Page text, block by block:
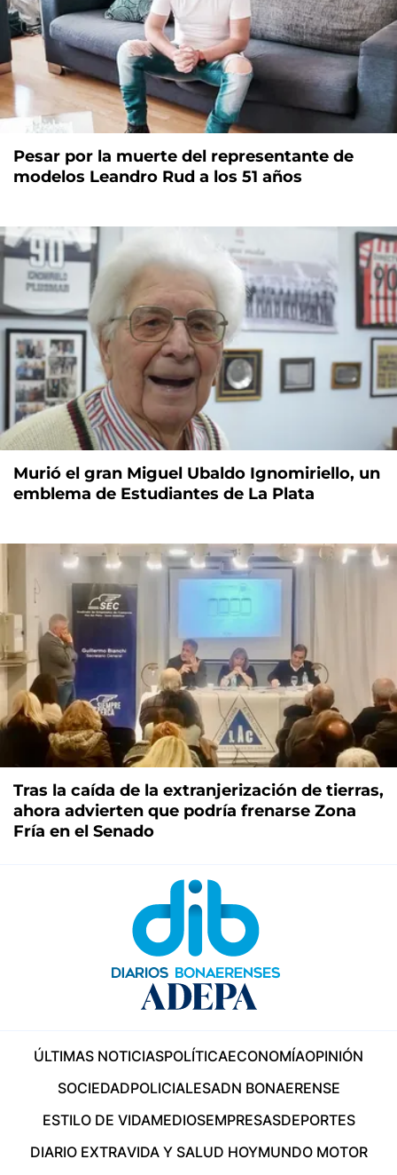
Pesar por la muerte del representante de
modelos Leandro Rud a los 51 años
Murió el gran Miguel Ubaldo Ignomiriello, un
emblema de Estudiantes de La Plata
Tras la caída de la extranjerización de tierras,
ahora advierten que podría frenarse Zona
Fría en el Senado
ÚLTIMAS NOTICIASPOLÍTICAECONOMÍAOPINIÓN
SOCIEDADPOLICIALESADN BONAERENSE
ESTILO DE VIDAMEDIOSEMPRESASDEPORTES
DIARIO EXTRAVIDA Y SALUD HOYMUNDO MOTOR